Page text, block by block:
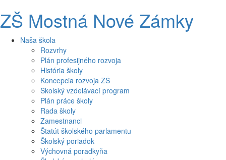
ZŠ Mostná Nové Zámky
Naša škola
Rozvrhy
Plán profesijného rozvoja
História školy
Koncepcia rozvoja ZŠ
Školský vzdelávací program
Plán práce školy
Rada školy
Zamestnanci
Štatút školského parlamentu
Školský poriadok
Výchovná poradkyňa